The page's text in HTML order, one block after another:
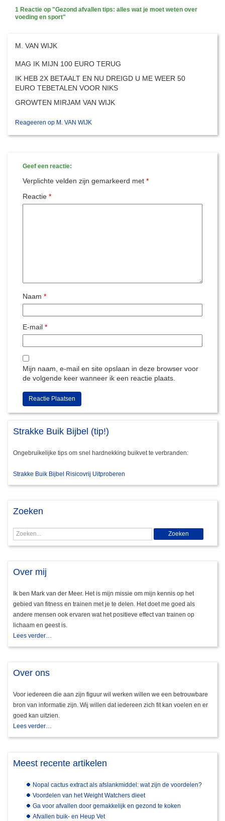
1 Reactie op "Gezond afvallen tips: alles wat je moet weten over
voeding en sport"
M. VAN WIJK
MAG IK MIJN 100 EURO TERUG
IK HEB 2X BETAALT EN NU DREIGD U ME WEER 50
EURO TEBETALEN VOOR NIKS
GROWTEN MIRJAM VAN WIJK
Reageeren op M. VAN WIJK
Geef een reactie:
Verplichte velden zijn gemarkeerd met *
Reactie *
Naam *
E-mail *
Mijn naam, e-mail en site opslaan in deze browser voor
de volgende keer wanneer ik een reactie plaats.
Strakke Buik Bijbel (tip!)
Ongebruikelijke tips om snel hardnekking buikvet te verbranden:
Strakke Buik Bijbel Risicovrij Uitproberen
Zoeken
Over mij
Ik ben Mark van der Meer. Het is mijn missie om mijn kennis op het
gebied van fitness en trainen met je te delen. Het doet me goed als
andere mensen ook ervaren wat het positieve effect van trainen op
lichaam en geest is.
Lees verder…
Over ons
Voor iedereen die aan zijn figuur wil werken willen we een betrouwbare
bron van informatie zijn. Wij willen dat iedereen zich fit kan voelen en er
goed kan uitzien.
Lees verder…
Meest recente artikelen
Nopal cactus extract als afslankmiddel: wat zijn de voordelen?
Voordelen van het Weight Watchers dieet
Ga voor afvallen door gemakkelijk en gezond te koken
Afvallen buik- en Heup Vet